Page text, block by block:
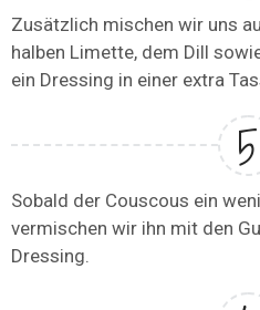
Zusätzlich mischen wir uns
halben Limette, dem Dill
ein Dressing in einer extra
Sobald der Couscous ein
vermischen wir ihn mit den
Dressing.